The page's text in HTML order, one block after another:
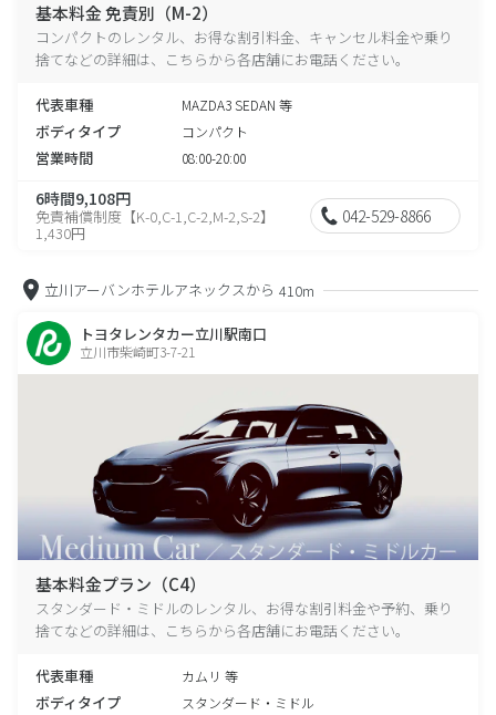
基本料金 免責別（M-2）
コンパクトのレンタル、お得な割引料金、キャンセル料金や乗り
捨てなどの詳細は、こちらから各店舗にお電話ください。
代表車種 MAZDA3 SEDAN 等
ボディタイプ コンパクト
営業時間 08:00-20:00
6時間9,108円
免責補償制度【K-0,C-1,C-2,M-2,S-2】
1,430円
042-529-8866
立川アーバンホテルアネックスから 410m
トヨタレンタカー立川駅南口
立川市柴崎町3-7-21
基本料金プラン（C4）
スタンダード・ミドルのレンタル、お得な割引料金や予約、乗り
捨てなどの詳細は、こちらから各店舗にお電話ください。
代表車種 カムリ 等
ボディタイプ スタンダード・ミドル